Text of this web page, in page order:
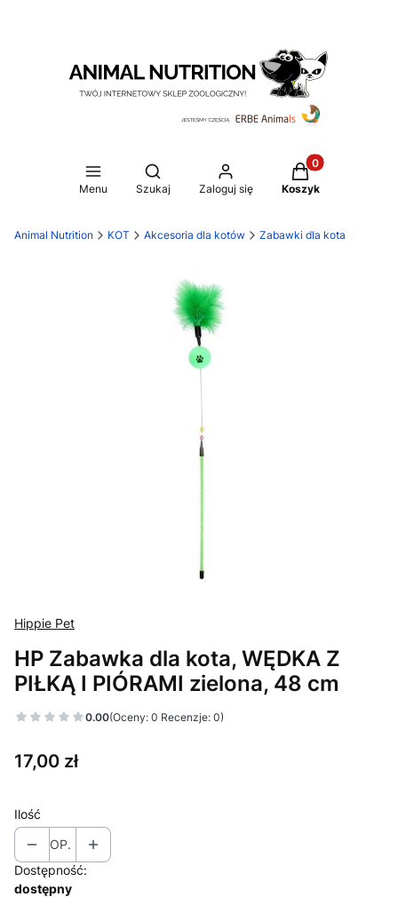
Menu
Otwórz wyszukiwarkę
Szukaj Zaloguj się
Produkty w
Koszyk
Animal Nutrition KOT Akcesoria dla kotów Zabawki dla kota
Hippie Pet
HP Zabawka dla kota, WĘDKA Z
PIŁKĄ I PIÓRAMI zielona, 48 cm
0.00(Oceny: 0 Recenzje: 0)
Cena
17,00 zł
Ilość
OP.
Dostępność:
dostępny